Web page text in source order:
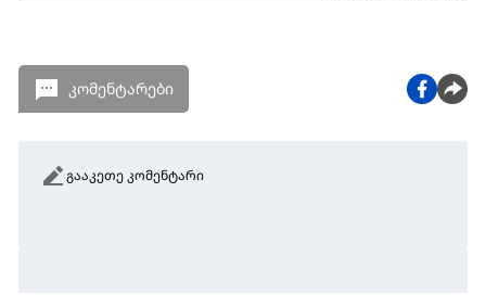
კომენტარები
გააკეთე კომენტარი